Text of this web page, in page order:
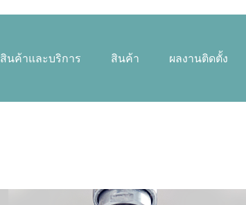
สินค้าและบริการ สินค้า ผลงานติดตั้ง